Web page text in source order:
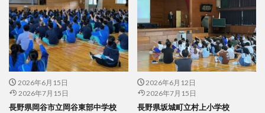
2026年6月15日
2026年7月15日
長野県岡谷市立岡谷東部中学校
2026年6月12日
2026年7月15日
長野県坂城町立村上小学校